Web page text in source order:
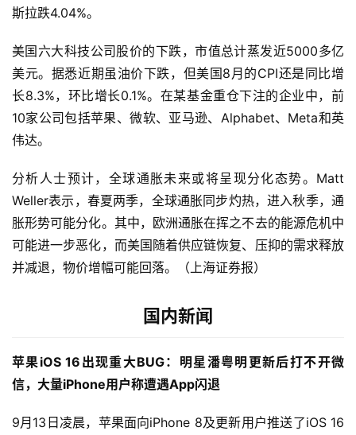
斯拉跌4.04%。
美国六大科技公司股价的下跌，市值总计蒸发近5000多亿
美元。据悉近期虽油价下跌，但美国8月的CPI还是同比增
长8.3%，环比增长0.1%。在某基金重仓下注的企业中，前
10家公司包括苹果、微软、亚马逊、Alphabet、Meta和英
伟达。
分析人士预计，全球通胀未来或将呈现分化态势。Matt
Weller表示，春夏两季，全球通胀同步灼热，进入秋季，通
胀形势可能分化。其中，欧洲通胀在挥之不去的能源危机中
可能进一步恶化，而美国随着供应链恢复、压抑的需求释放
并减退，物价增幅可能回落。（上海证券报）
国内新闻
苹果iOS 16出现重大BUG：明星潘粤明更新后打不开微
信，大量iPhone用户称遭遇App闪退
9月13日凌晨，苹果面向iPhone 8及更新用户推送了iOS 16